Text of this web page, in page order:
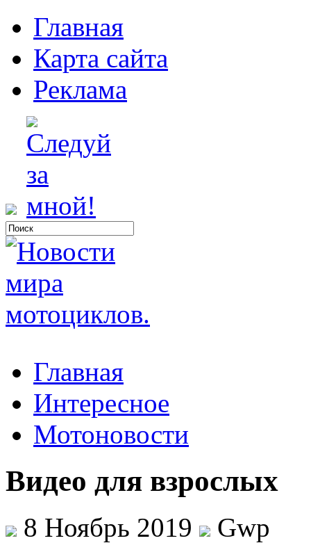
Главная
Карта сайта
Реклама
Главная
Интересное
Мотоновости
Видео для взрослых
8 Ноябрь 2019
Gwp